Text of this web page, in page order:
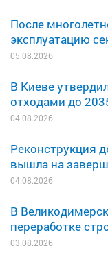
После
эксплуатацию
05.08.2026
В Киеве
отходами до
04.08.2026
Реконструкция
вышла на
04.08.2026
В
переработке
03.08.2026